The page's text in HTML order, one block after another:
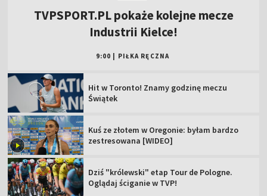
TVPSPORT.PL pokaże kolejne mecze
Industrii Kielce!
9:00 PIŁKA RĘCZNA
Hit w Toronto! Znamy godzinę meczu
Świątek
Kuś ze złotem w Oregonie: byłam bardzo
zestresowana [WIDEO]
Dziś "królewski" etap Tour de Pologne.
Oglądaj ściganie w TVP!